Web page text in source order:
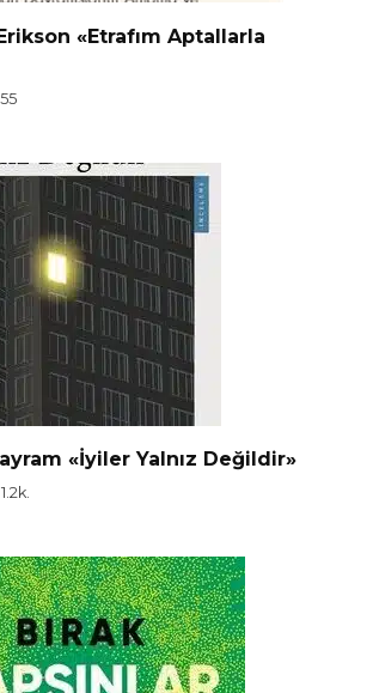
«Etrafım Aptallarla
«İyiler Yalnız Değildir»
1.2k.